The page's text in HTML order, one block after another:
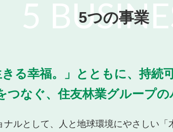
5つの事業
5
る幸福。」とともに、持続
つなぐ、住友林業グループ
ルとして、人と地球環境にやさしい